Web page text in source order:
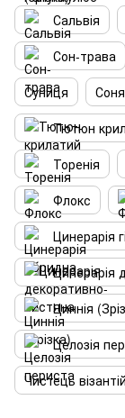
Сальвія
Сон-трава
Суниця
Тютюн
Торенія
Флокс
Цинерарія
Цинерарія
Циннія
Целозія
Чистець